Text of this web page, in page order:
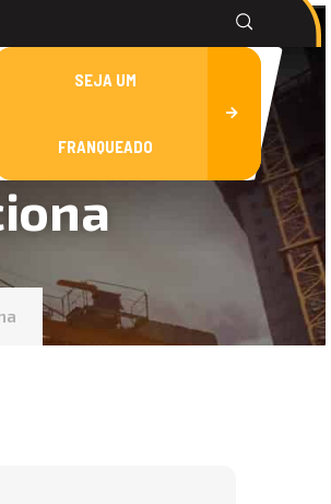
SEJA UM
FRANQUEADO